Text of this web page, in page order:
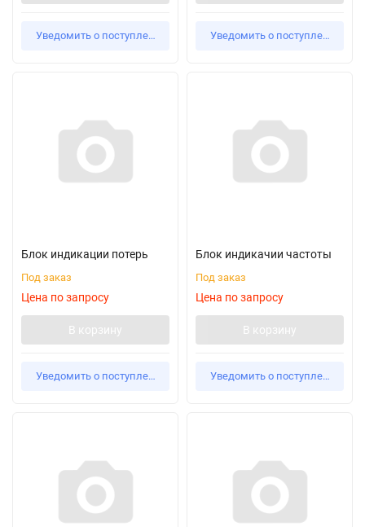
Уведомить о поступлении Уведомить о поступлении
Блок индикации потерь
Под заказ
Цена по запросу
В корзину
Уведомить о поступлении
Блок индикачии частоты
Под заказ
Цена по запросу
В корзину
Уведомить о поступлении